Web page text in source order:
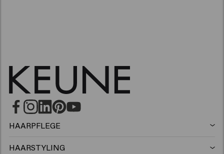
HAARPFLEGE
HAARSTYLING